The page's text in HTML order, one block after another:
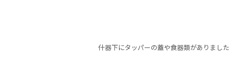
什器下にタッパーの蓋や食器類がありました